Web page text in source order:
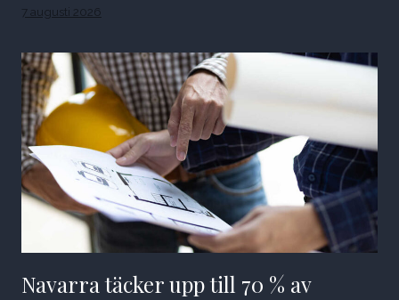
7 augusti 2026
Navarra täcker upp till 70 % av